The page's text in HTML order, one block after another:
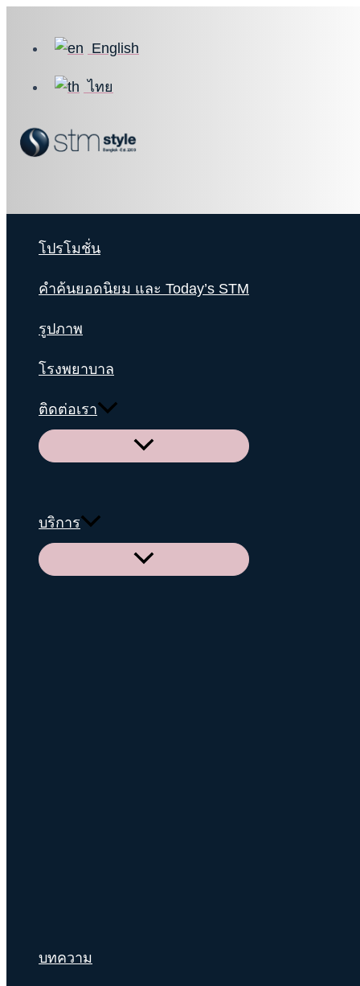
English
ไทย
โปรโมชั่น
คำค้นยอดนิยม และ Today’s STM
รูปภาพ
โรงพยาบาล
ติดต่อเรา
Menu
บริการ
Menu
บทความ